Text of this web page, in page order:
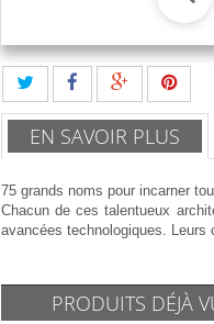
EN SAVOIR PLUS
75 grands noms pour incarner
Chacun de ces talentueux
avancées technologiques. Leurs
PRODUITS DÉJÀ